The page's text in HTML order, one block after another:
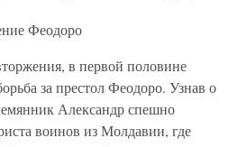
Феодоро
в первой половине
за престол Феодоро. Узнав о
Александр спешно
воинов из Молдавии, где